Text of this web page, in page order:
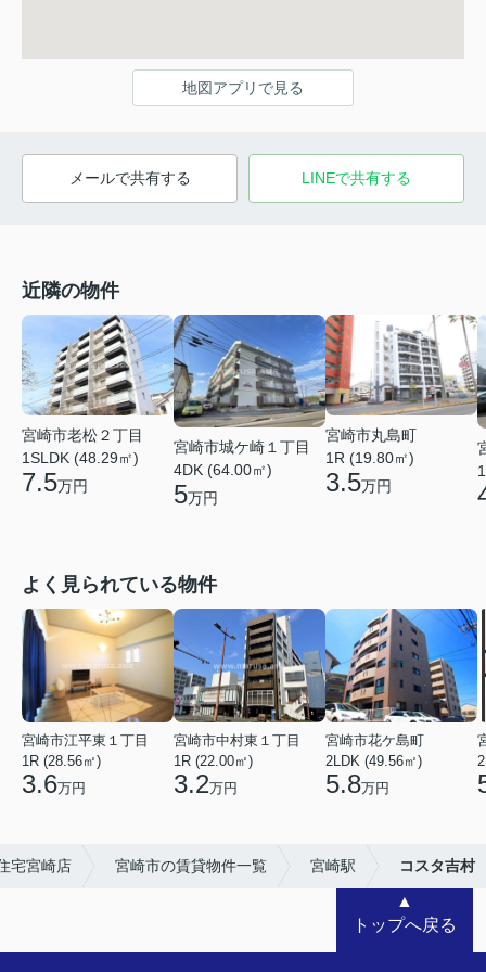
地図アプリで見る
メールで共有する LINEで共有する
近隣の物件
宮崎市老松２丁目
1SLDK (48.29㎡)
7.5万円
宮崎市城ケ崎１丁目
4DK (64.00㎡)
5万円
宮崎市丸島町
1R (19.80㎡)
3.5万円
よく見られている物件
宮崎市江平東１丁目
1R (28.56㎡)
3.6万円
宮崎市中村東１丁目
1R (22.00㎡)
3.2万円
宮崎市花ケ島町
2LDK (49.56㎡)
5.8万円
宅宮崎店 宮崎市の賃貸物件一覧 宮崎駅 コスタ吉村
▲
トップへ戻る